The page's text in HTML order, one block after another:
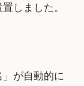
しました。
」が自動的に